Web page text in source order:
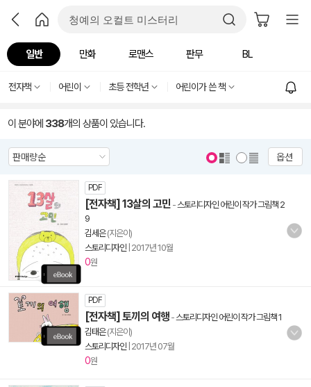
일반 만화 로맨스 판무 BL
전자책 어린이 초등 전학년 어린이가 쓴 책
이 분야에 338개의 상품이 있습니다.
옵션
PDF
[전자책] 13살의 고민 -스토리디자인 어린이 작가 그림책 2
9
김세은(지은이)
스토리디자인 2017년 10월
0원
PDF
[전자책] 토끼의 여행 -스토리디자인 어린이 작가 그림책 1
김태은(지은이)
스토리디자인 2017년 07월
0원